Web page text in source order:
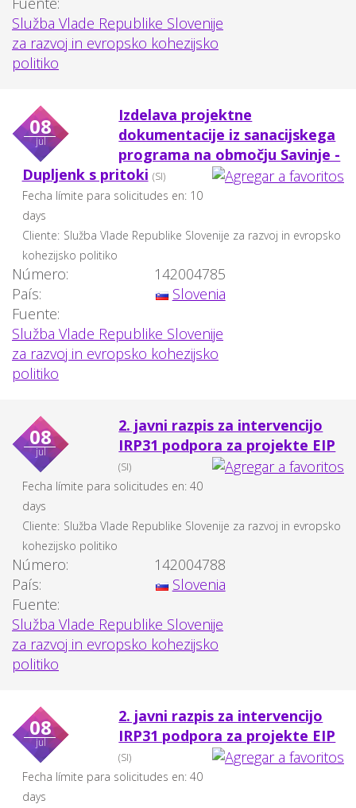
Služba Vlade Republike Slovenije
za razvoj in evropsko kohezijsko
politiko
08
jul
Izdelava projektne
dokumentacije iz sanacijskega
programa na območju Savinje -
Dupljenk s pritoki (SI)
Fecha límite para solicitudes en: 10
days
Cliente: Služba Vlade Republike Slovenije za razvoj in evropsko
kohezijsko politiko
Número:
142004785
País:
Slovenia
Fuente:
Služba Vlade Republike Slovenije
za razvoj in evropsko kohezijsko
politiko
08
jul
2. javni razpis za intervencijo
IRP31 podpora za projekte EIP
(SI)
Fecha límite para solicitudes en: 40
days
Cliente: Služba Vlade Republike Slovenije za razvoj in evropsko
kohezijsko politiko
Número:
142004788
País:
Slovenia
Fuente:
Služba Vlade Republike Slovenije
za razvoj in evropsko kohezijsko
politiko
08
jul
2. javni razpis za intervencijo
IRP31 podpora za projekte EIP
(SI)
Fecha límite para solicitudes en: 40
days